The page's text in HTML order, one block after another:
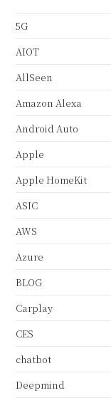
5G
AIOT
AllSeen
Amazon Alexa
Android Auto
Apple
Apple HomeKit
ASIC
AWS
Azure
BLOG
Carplay
CES
chatbot
Deepmind